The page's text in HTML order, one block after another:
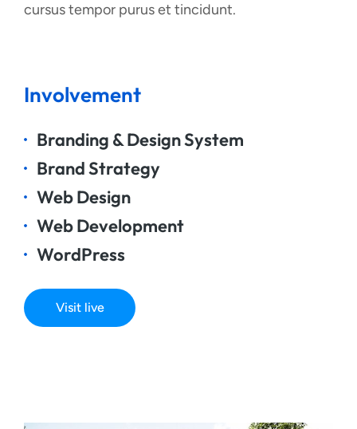
cursus tempor purus et tincidunt.
Involvement
Branding & Design System
Brand Strategy
Web Design
Web Development
WordPress
Visit live